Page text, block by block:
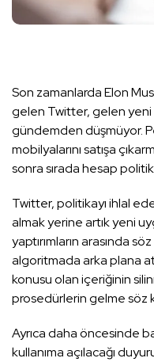
Son zamanlarda Elon
gelen Twitter, gelen yeni
gündemden düşmüyor.
mobilyalarını satışa
sonra sırada hesap
Twitter, politikayı ihlal
almak yerine artık yeni
yaptırımların arasında
algoritmada arka plana
konusu olan içeriğinin
prosedürlerin gelme söz
Ayrıca daha öncesinde
kullanıma açılacağı